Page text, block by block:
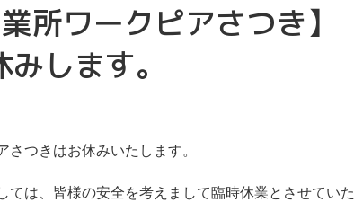
所ワークピアさつき】
します。
つきはお休みいたします。
ては、皆様の安全を考えまして臨時休業とさせていた